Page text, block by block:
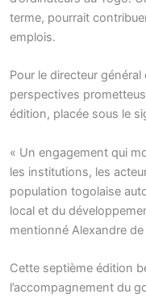
terme, pourrait
emplois.
Pour le directeur
perspectives
édition, placée sous le
« Un engagement qui
les institutions, les
population togolaise
local et du
mentionné Alexandre de
Cette septième édition
l’accompagnement du